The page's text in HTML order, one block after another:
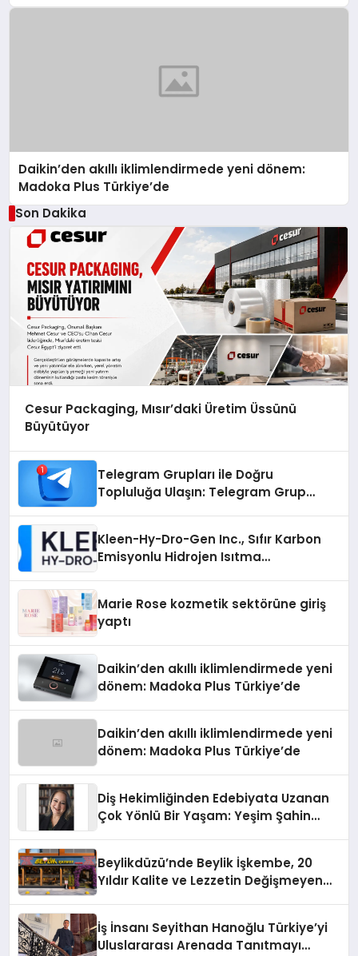
Daikin’den akıllı iklimlendirmede yeni dönem:
Madoka Plus Türkiye’de
Son Dakika
Cesur Packaging, Mısır’daki Üretim Üssünü
Büyütüyor
Telegram Grupları ile Doğru
Topluluğa Ulaşın: Telegram Grup
Kleen-Hy-Dro-Gen Inc., Sıfır Karbon
Emisyonlu Hidrojen Isıtma
Marie Rose kozmetik sektörüne giriş
yaptı
Daikin’den akıllı iklimlendirmede yeni
dönem: Madoka Plus Türkiye’de
Daikin’den akıllı iklimlendirmede yeni
dönem: Madoka Plus Türkiye’de
Diş Hekimliğinden Edebiyata Uzanan
Çok Yönlü Bir Yaşam: Yeşim Şahin
Beylikdüzü’nde Beylik İşkembe, 20
Yıldır Kalite ve Lezzetin Değişmeyen
İş İnsanı Seyithan Hanoğlu Türkiye’yi
Uluslararası Arenada Tanıtmayı